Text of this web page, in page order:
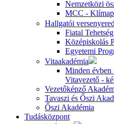
Nemzetközi
MCC -
Hallgatói
Fiatal
Középiskolás
Egyetemi
Vitaakadémia
Minden évben
Vitavezető -
Vezetőképző
Tavaszi és Őszi
Őszi Akadémia
Tudásközpont